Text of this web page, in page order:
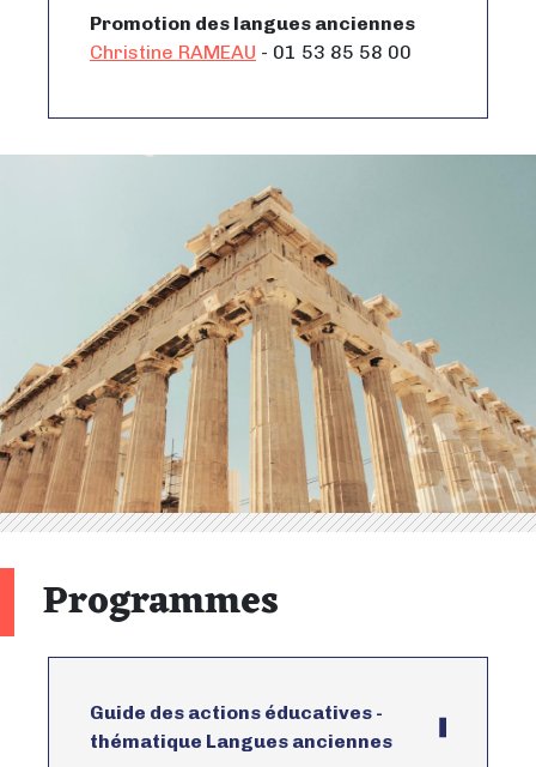
Promotion des langues anciennes
Christine RAMEAU - 01 53 85 58 00
Programmes
Guide des actions éducatives -
thématique Langues anciennes